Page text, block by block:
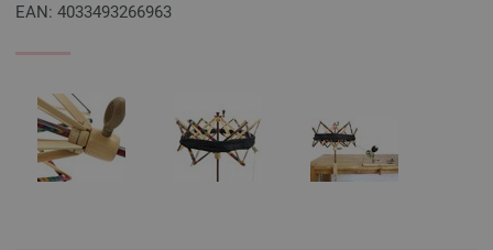
EAN: 4033493266963